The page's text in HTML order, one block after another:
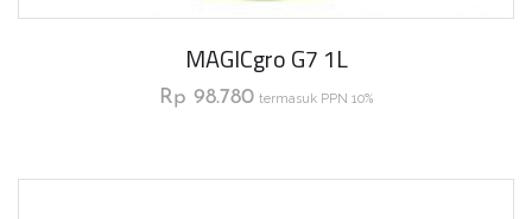
MAGICgro G7 1L
Rp 98.780 termasuk PPN 10%